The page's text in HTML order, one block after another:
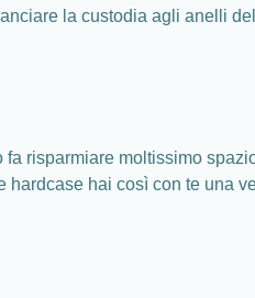
la custodia agli anelli
risparmiare moltissimo
hai così con te una